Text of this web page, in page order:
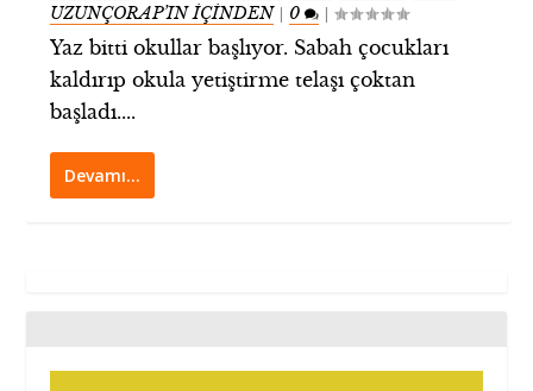
UZUNÇORAP’IN İÇİNDEN| 0 |
Yaz bitti okullar başlıyor. Sabah çocukları
kaldırıp okula yetiştirme telaşı çoktan
başladı....
Devamı…